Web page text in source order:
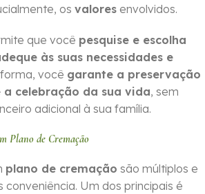
os valores envolvidos.
que você pesquise e escolha
às suas necessidades e
você garante a preservação
celebração da sua vida, sem
adicional à sua família.
Plano de Cremação
plano de cremação são múltiplos e
conveniência. Um dos principais é